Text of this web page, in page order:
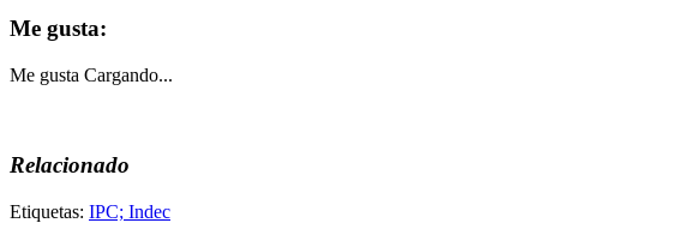
Me gusta:
Me gusta Cargando...
Relacionado
Etiquetas: IPC; Indec